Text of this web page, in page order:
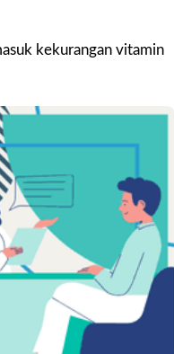
kekurangan vitamin